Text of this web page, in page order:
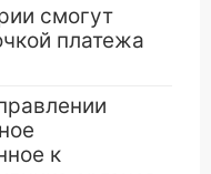
смогут
платежа
к